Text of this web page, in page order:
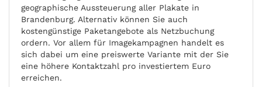
geographische Aussteuerung aller Plakate in
Brandenburg. Alternativ können Sie auch
kostengünstige Paketangebote als Netzbuchung
ordern. Vor allem für Imagekampagnen handelt es
sich dabei um eine preiswerte Variante mit der Sie
eine höhere Kontaktzahl pro investiertem Euro
erreichen.